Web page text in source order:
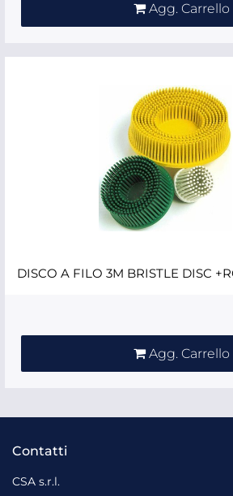
Agg. Carrello
DISCO A FILO 3M BRISTLE DISC
Agg. Carrello
Contatti
CSA s.r.l.